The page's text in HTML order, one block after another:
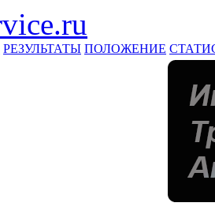
РЕЗУЛЬТАТЫ ПОЛОЖЕНИЕ